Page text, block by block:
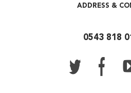
ADDRESS &
0543 818